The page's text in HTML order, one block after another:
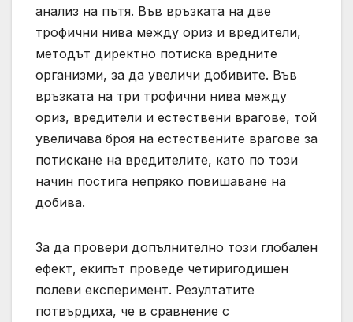
анализ на пътя. Във връзката на две
трофични нива между ориз и вредители,
методът директно потиска вредните
организми, за да увеличи добивите. Във
връзката на три трофични нива между
ориз, вредители и естествени врагове, той
увеличава броя на естествените врагове за
потискане на вредителите, като по този
начин постига непряко повишаване на
добива.
За да провери допълнително този глобален
ефект, екипът проведе четиригодишен
полеви експеримент. Резултатите
потвърдиха, че в сравнение с